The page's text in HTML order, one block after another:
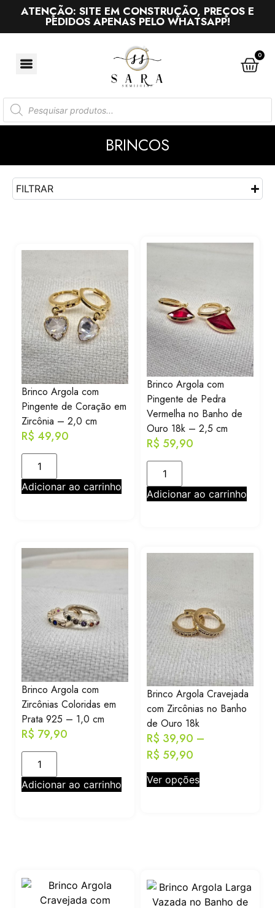
ATENÇÃO: SITE EM CONSTRUÇÃO, PREÇOS E
PEDIDOS APENAS PELO WHATSAPP!
0
BRINCOS
FILTRAR
Brinco Argola com
Pingente de Coração em
Zircônia – 2,0 cm
R$ 49,90
Adicionar ao carrinho
Brinco Argola com
Pingente de Pedra
Vermelha no Banho de
Ouro 18k – 2,5 cm
R$ 59,90
Adicionar ao carrinho
Brinco Argola com
Zircônias Coloridas em
Prata 925 – 1,0 cm
R$ 79,90
Adicionar ao carrinho
Brinco Argola Cravejada
com Zircônias no Banho
de Ouro 18k
R$ 39,90 –
R$ 59,90
Ver opções